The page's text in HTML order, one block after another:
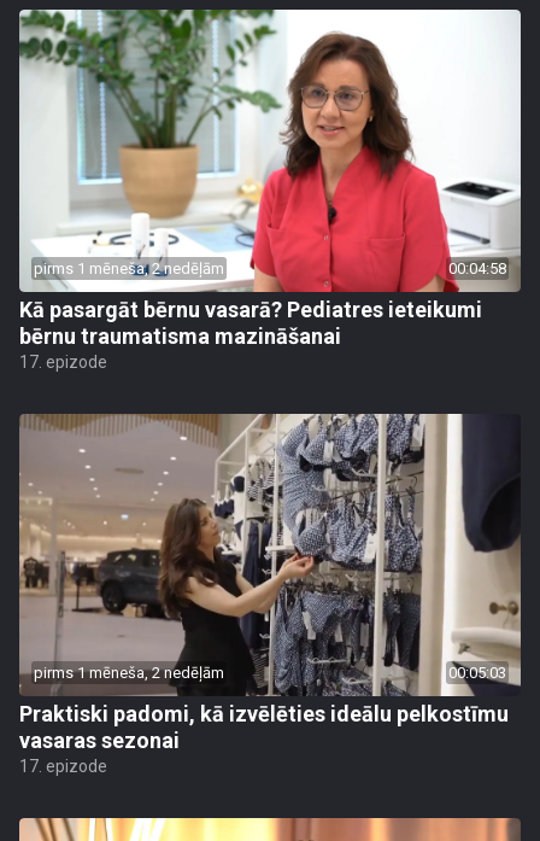
pirms 1 mēneša, 2 nedēļām 00:04:58
Kā pasargāt bērnu vasarā? Pediatres ieteikumi
bērnu traumatisma mazināšanai
17. epizode
pirms 1 mēneša, 2 nedēļām 00:05:03
Praktiski padomi, kā izvēlēties ideālu pelkostīmu
vasaras sezonai
17. epizode